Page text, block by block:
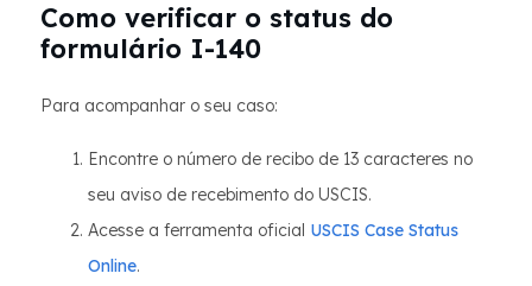
Como verificar o status do
formulário I-140
Para acompanhar o seu caso:
Encontre o número de recibo de 13 caracteres no
seu aviso de recebimento do USCIS.
Acesse a ferramenta oficial USCIS Case Status
Online.